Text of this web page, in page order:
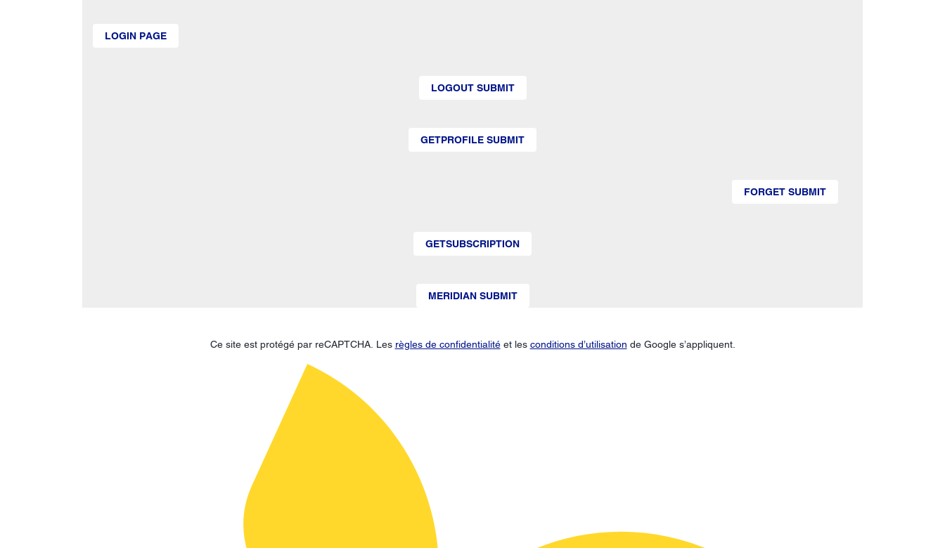
LOGIN PAGE
LOGOUT SUBMIT
GETPROFILE SUBMIT
FORGET SUBMIT
GETSUBSCRIPTION
MERIDIAN SUBMIT
Ce site est protégé par reCAPTCHA. Les règles de confidentialitéet les conditions d’utilisation de Google s’appliquent.